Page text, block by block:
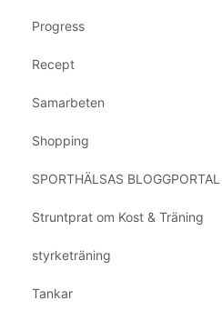
Progress
Recept
Samarbeten
Shopping
SPORTHÄLSAS BLOGGPORTAL
Struntprat om Kost & Träning
styrketräning
Tankar